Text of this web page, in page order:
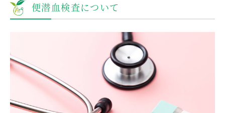
便潜血検査について